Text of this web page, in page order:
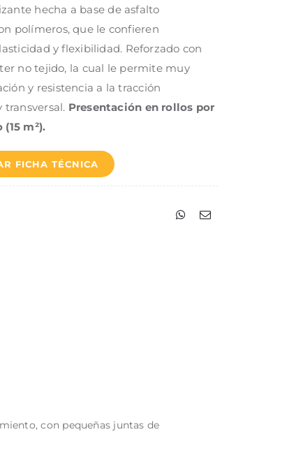
hecha a base de asfalto
polímeros, que le confieren
y flexibilidad. Reforzado con
no tejido, la cual le permite muy
y resistencia a la tracción
Presentación en rollos por
m²).
FICHA TÉCNICA
con pequeñas juntas de